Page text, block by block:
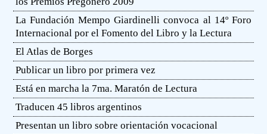
La Fundación Mempo Giardinelli convoca al 14º Foro
Internacional por el Fomento del Libro y la Lectura
El Atlas de Borges
Publicar un libro por primera vez
Está en marcha la 7ma. Maratón de Lectura
Traducen 45 libros argentinos
Presentan un libro sobre orientación vocacional